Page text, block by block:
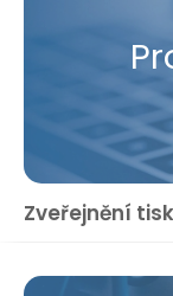
Zveřejnění